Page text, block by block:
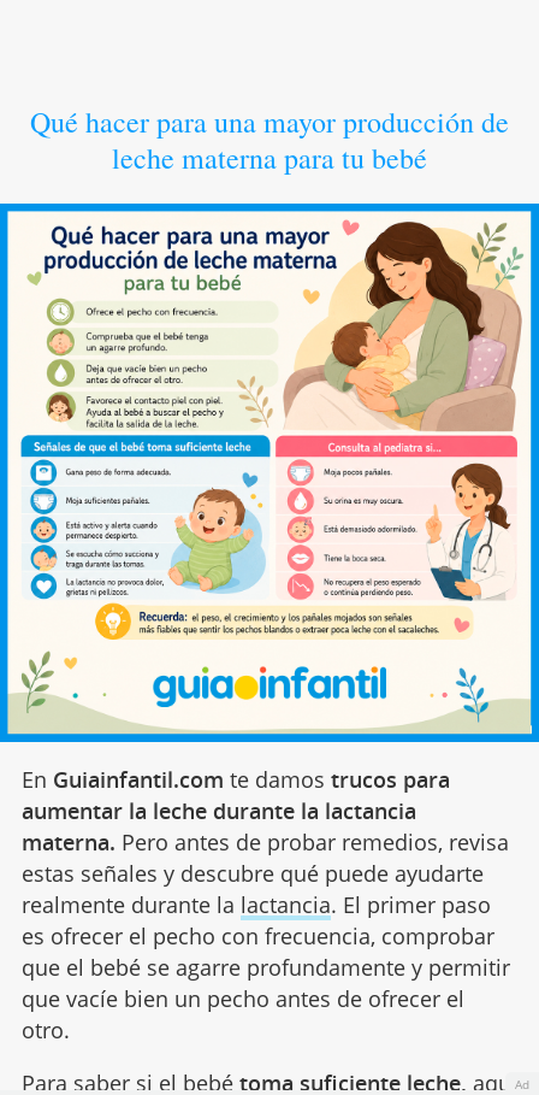
Qué hacer para una mayor producción de
leche materna para tu bebé
En Guiainfantil.com te damos trucos para
aumentar la leche durante la lactancia
materna. Pero antes de probar remedios, revisa
estas señales y descubre qué puede ayudarte
realmente durante la lactancia. El primer paso
es ofrecer el pecho con frecuencia, comprobar
que el bebé se agarre profundamente y permitir
que vacíe bien un pecho antes de ofrecer el
otro.
Para saber si el bebé toma suficiente leche, aquíAd